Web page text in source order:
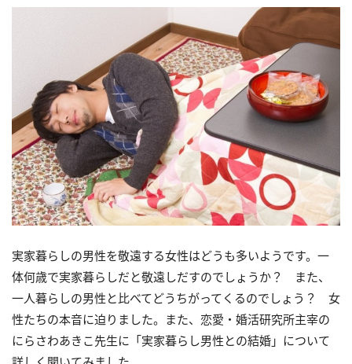
実家暮らしの男性を敬遠する女性はどうも多いようです。一
体何歳で実家暮らしだと敬遠しだすのでしょうか？ また、
一人暮らしの男性と比べてどうちがってくるのでしょう？ 女
性たちの本音に迫りました。また、恋愛・婚活研究所主宰の
にらさわあきこ先生に「実家暮らし男性との結婚」について